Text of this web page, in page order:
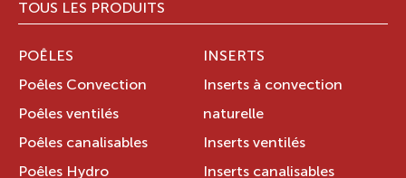
TOUS LES PRODUITS
POÊLES
Poêles Convection
Poêles ventilés
Poêles canalisables
Poêles Hydro
INSERTS
Inserts à convection
naturelle
Inserts ventilés
Inserts canalisables